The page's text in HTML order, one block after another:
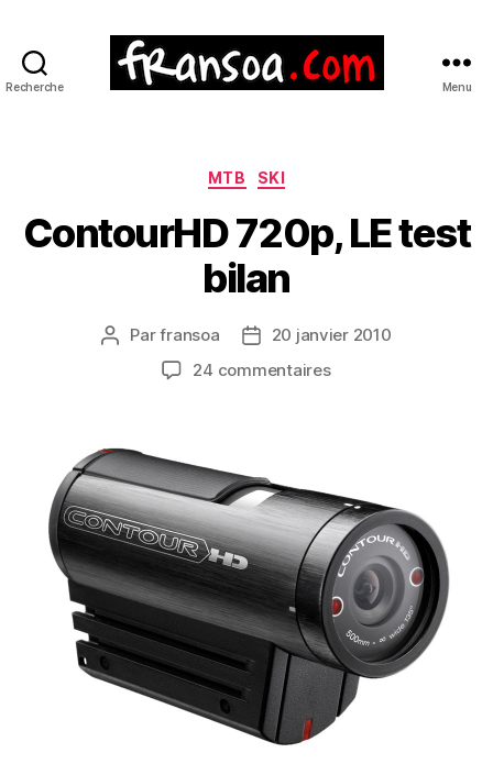
Recherche Menu
Catégories
MTB SKI
ContourHD 720p, LE test
bilan
Auteur
Parfransoa
Date20 janvier 2010
24 commentairessur
bilan